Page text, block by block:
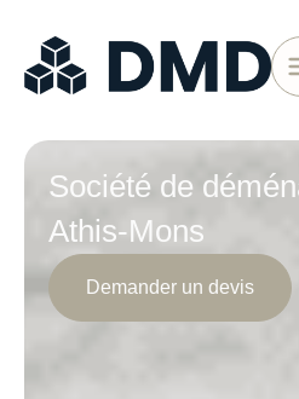
Société de
Athis-Mons
Demander un devis